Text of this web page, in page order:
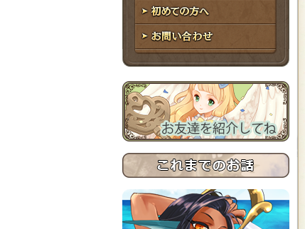
戦闘マニュアル
初めての方へ
お問い合わせ